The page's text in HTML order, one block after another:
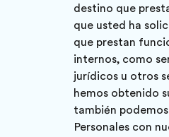
destino que
que usted ha
que prestan
internos, como
jurídicos u otros
hemos obtenido
también
Personales con